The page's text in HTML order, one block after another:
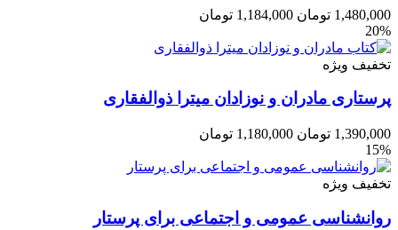
1,480,000 تومان 1,184,000 تومان
20%
تخفیف ویژه
پرستاری مادران و نوزادان میترا ذوالفقاری
1,390,000 تومان 1,180,000 تومان
15%
تخفیف ویژه
روانشناسی عمومی و اجتماعی برای پرستار